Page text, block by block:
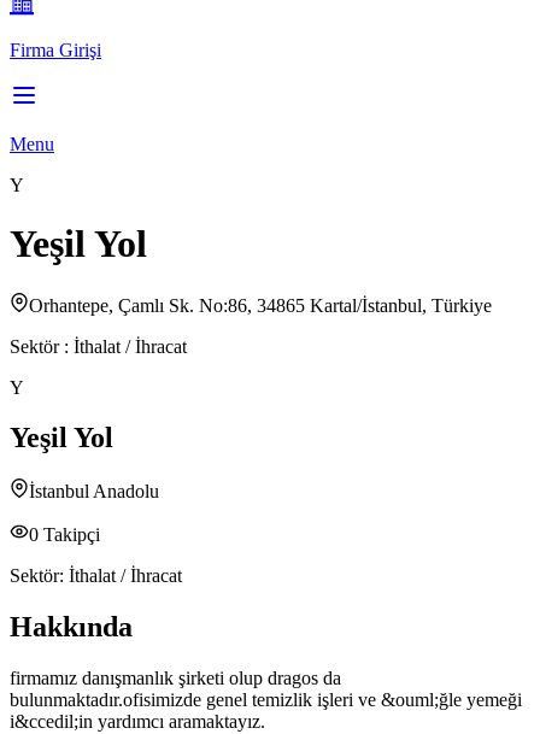
Firma Girişi
Menu
Y
Yeşil Yol
Orhantepe, Çamlı Sk. No:86, 34865 Kartal/İstanbul, Türkiye
Sektör : İthalat / İhracat
Y
Yeşil Yol
İstanbul Anadolu
0 Takipçi
Sektör: İthalat / İhracat
Hakkında
firmamız danışmanlık şirketi olup dragos da
bulunmaktadır.ofisimizde genel temizlik işleri ve &ouml;ğle yemeği
i&ccedil;in yardımcı aramaktayız.